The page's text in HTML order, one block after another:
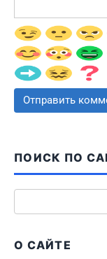
ПОИСК ПО
Поиск:
О САЙТЕ